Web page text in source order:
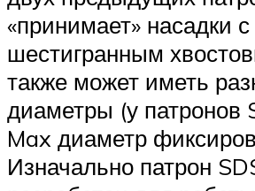
«принимает» насадки с
шестигранным
также может иметь
диаметры (у патронов
Max диаметр
Изначально патрон